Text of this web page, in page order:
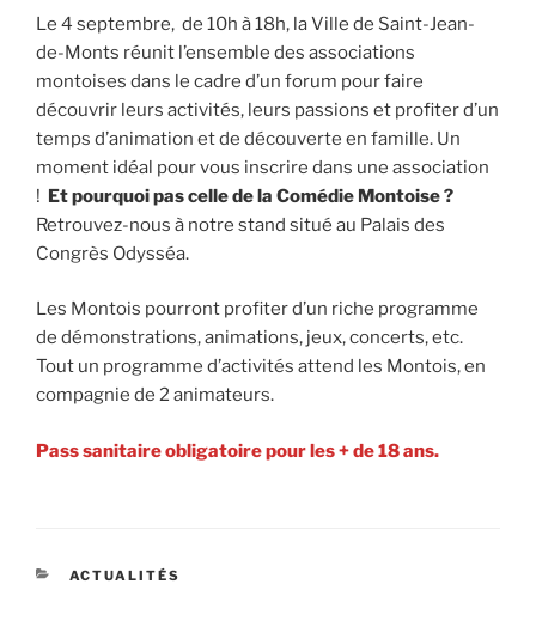
Le 4 septembre, de 10h à 18h, la Ville de Saint-Jean-
de-Monts réunit l’ensemble des associations
montoises dans le cadre d’un forum pour faire
découvrir leurs activités, leurs passions et profiter d’un
temps d’animation et de découverte en famille. Un
moment idéal pour vous inscrire dans une association
! Et pourquoi pas celle de la Comédie Montoise ?
Retrouvez-nous à notre stand situé au Palais des
Congrès Odysséa.
Les Montois pourront profiter d’un riche programme
de démonstrations, animations, jeux, concerts, etc.
Tout un programme d’activités attend les Montois, en
compagnie de 2 animateurs.
Pass sanitaire obligatoire pour les + de 18 ans.
CATÉGORIES
ACTUALITÉS